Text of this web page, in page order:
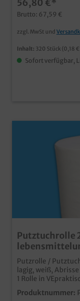
medizinische
56,80 €*
Brutto: 67,59 €
zzgl. MwSt und
Inhalt: 320 Stück (0,18
Sofort verfügbar,
Putztuchrolle
1000 Blatt
Putzrolle /
lagig, weiß,
1 Rolle in
perforierten
in
Produktnummer: